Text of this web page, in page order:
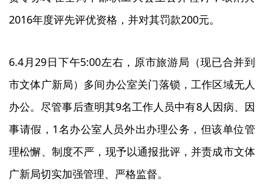
2016年度评先评优资格，并对其罚款200元。
6.4月29日下午5:00左右，原市旅游局（现已合并到
市文体广新局）多间办公室关门落锁，工作区域无人
办公。尽管事后查明其9名工作人员中有8人因病、因
事请假，1名办公室人员外出办理公务，但该单位管
理松懈、制度不严，现予以通报批评，并责成市文体
广新局切实加强管理、严格监督。